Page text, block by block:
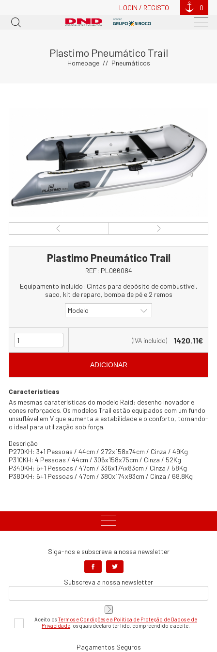
LOGIN / REGISTO 0
Plastimo Pneumático Trail
Homepage Pneumáticos
Plastimo Pneumático Trail
REF: PL066084
Equipamento incluido: Cintas para depósito de combustível,
saco, kit de reparo, bomba de pé e 2 remos
Modelo
(IVA incluído) 1420.11€
ADICIONAR
Características
As mesmas caraterísticas do modelo Raid: desenho inovador e
cones reforçados. Os modelos Trail estão equipados com um fundo
unsuflável em V que aumenta a estabilidade e o conforto, tornando-
o ideal para utilização sob força.
Descrição:
P270KH: 3+1 Pessoas / 44cm / 272x158x74cm / Cinza / 49Kg
P310KH: 4 Pessoas / 44cm / 306x158x75cm / Cinza / 52Kg
P340KH: 5+1 Pessoas / 47cm / 336x174x83cm / Cinza / 58Kg
P380KH: 6+1 Pessoas / 47cm / 380x174x83cm / Cinza / 68.8Kg
Siga-nos e subscreva a nossa newsletter
Subscreva a nossa newsletter
Aceito osTermos e Condições e a Política de Proteção de Dados e de
Privacidade, os quais declaro ter lido, compreendido e aceite.
Pagamentos Seguros